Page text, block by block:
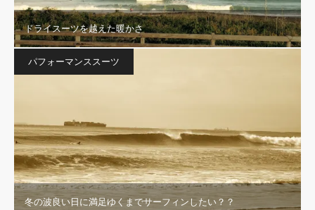
ドライスーツを越えた暖かさ
パフォーマンススーツ
冬の波良い日に満足ゆくまでサーフィンしたい？？